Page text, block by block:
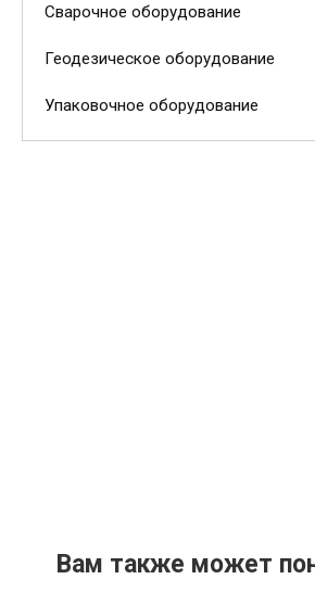
Сварочное оборудование
Геодезическое оборудование
Упаковочное оборудование
Вам также может